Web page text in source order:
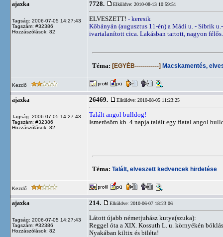
ajaxka
Tagság: 2006-07-05 14:27:43
Tagszám: #32386
Hozzászólások: 82
7728. Elküldve: 2010-08-13 10:59:51
ELVESZETT! - keresik
Kőbányán (augusztus 11-én) a Mádi u. - Sibrik
ivartalanított cica. Lakásban tartott, nagyon félős.
Téma: [EGYÉB------------] Macskamentés,
Kezdő
ajaxka
Tagság: 2006-07-05 14:27:43
Tagszám: #32386
Hozzászólások: 82
26469. Elküldve: 2010-08-05 11:23:25
Talált angol bulldog!
Ismerősöm kb. 4 napja talált egy fiatal angol
Téma: Talált, elveszett kedvencek hirdetése
Kezdő
ajaxka
Tagság: 2006-07-05 14:27:43
Tagszám: #32386
Hozzászólások: 82
214. Elküldve: 2010-06-07 18:23:06
Látott újabb németjuhász kutya(szuka):
Reggel óta a XIX. Kossuth L. u. környékén
Nyakában kiltix és biléta!